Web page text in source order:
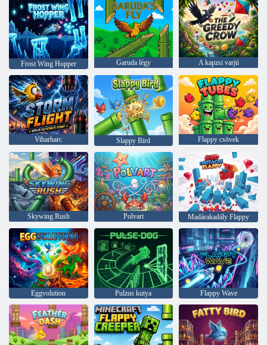
Frost Wing Hopper Garuda légy A kapzsi varjú
Viharharc Slappy Bird Flappy csövek
Skywing Rush Polvart Madárakadály Flappy
Eggvolution Pulzus kutya Flappy Wave